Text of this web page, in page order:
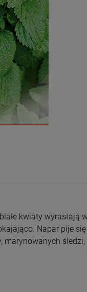
kwiaty wyrastają
Napar pije
marynowanych